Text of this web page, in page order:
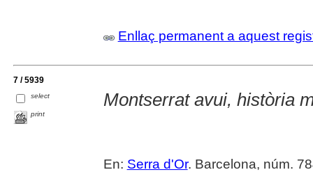
Enllaç permanent a aquest
7 / 5939
select
print
Montserrat avui, història
En: Serra d'Or. Barcelona, núm.